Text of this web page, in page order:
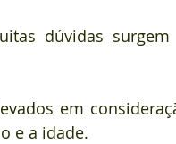
dúvidas
em
e a idade.